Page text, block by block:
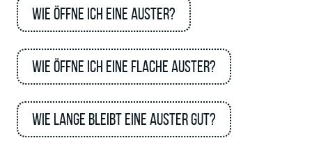
Wie öffne ich eine Auster?
Wie öffne ich eine flache Auster?
Wie lange bleibt eine Auster gut?